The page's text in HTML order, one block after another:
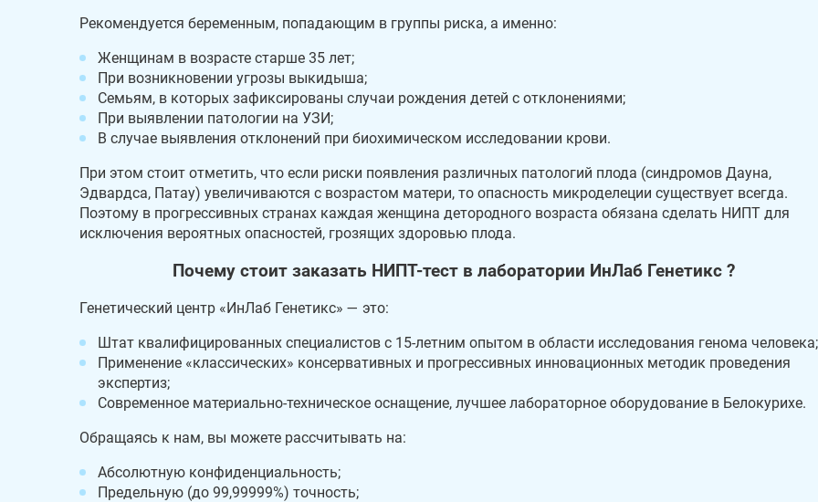
Рекомендуется беременным, попадающим в группы риска, а именно:
Женщинам в возрасте старше 35 лет;
При возникновении угрозы выкидыша;
Семьям, в которых зафиксированы случаи рождения детей с отклонениями;
При выявлении патологии на УЗИ;
В случае выявления отклонений при биохимическом исследовании крови.
При этом стоит отметить, что если риски появления различных патологий плода (синдромов Дауна,
Эдвардса, Патау) увеличиваются с возрастом матери, то опасность микроделеции существует всегда.
Поэтому в прогрессивных странах каждая женщина детородного возраста обязана сделать НИПТ для
исключения вероятных опасностей, грозящих здоровью плода.
Почему стоит заказать НИПТ-тест в лаборатории ИнЛаб Генетикс ?
Генетический центр «ИнЛаб Генетикс» — это:
Штат квалифицированных специалистов с 15-летним опытом в области исследования генома человека;
Применение «классических» консервативных и прогрессивных инновационных методик проведения
экспертиз;
Современное материально-техническое оснащение, лучшее лабораторное оборудование в Белокурихе.
Обращаясь к нам, вы можете рассчитывать на:
Абсолютную конфиденциальность;
Предельную (до 99,99999%) точность;